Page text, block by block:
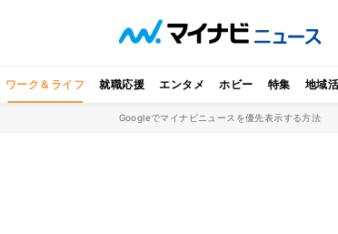
ワーク＆ライフ 就職応援 エンタメ ホビー 特集 地域
Googleでマイナビニュースを優先表示する方法